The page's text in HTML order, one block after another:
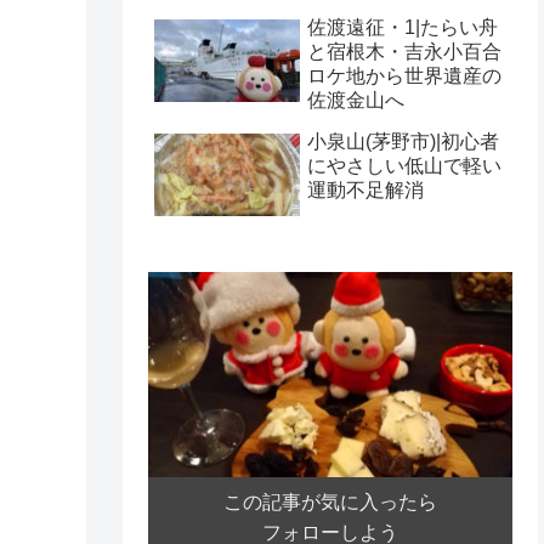
佐渡遠征・1|たらい舟
と宿根木・吉永小百合
ロケ地から世界遺産の
佐渡金山へ
小泉山(茅野市)|初心者
にやさしい低山で軽い
運動不足解消
この記事が気に入ったら
フォローしよう